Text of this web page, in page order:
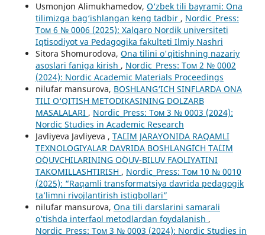
Usmonjon Alimukhamedov, O‘zbek tili bayrami: Ona
tilimizga bag‘ishlangan keng tadbir , Nordic_Press:
Том 6 № 0006 (2025): Xalqaro Nordik universiteti
Iqtisodiyot va Pedagogika fakulteti Ilmiy Nashri
Sitora Shomurodova, Ona tilini o'qitishning nazariy
asoslari faniga kirish , Nordic_Press: Том 2 № 0002
(2024): Nordic Academic Materials Proceedings
nilufar mansurova, BOSHLANG‘ICH SINFLARDA ONA
TILI O‘QITISH METODIKASINING DOLZARB
MASALALARI , Nordic_Press: Том 3 № 0003 (2024):
Nordic Studies in Academic Research
Javliyeva Javliyeva , TA`LIM JARAYONIDA RAQAMLI
TEXNOLOGIYALAR DAVRIDA BOSHLANG`ICH TA`LIM
O`QUVCHILARINING O`QUV-BILUV FAOLIYATINI
TAKOMILLASHTIRISH , Nordic_Press: Том 10 № 0010
(2025): “Raqamli transformatsiya davrida pedagogik
ta’limni rivojlantirish istiqbollari”
nilufar mansurova, Ona tili darslarini samarali
o’tishda interfaol metodlardan foydalanish ,
Nordic_Press: Том 3 № 0003 (2024): Nordic Studies in